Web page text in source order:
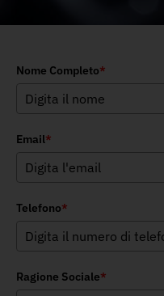
Nome Completo*
Email*
Telefono*
Ragione Sociale*